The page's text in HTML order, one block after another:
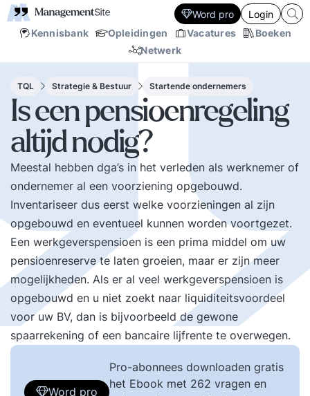
Kennisbank Opleidingen Vacatures
Boeken
Netwerk
Word pro Login
TQL Strategie & Bestuur Startende ondernemers
Is een pensioenregeling
altijd nodig?
Meestal hebben dga’s in het verleden als werknemer of
ondernemer al een voorziening opgebouwd.
Inventariseer dus eerst welke voorzieningen al zijn
opgebouwd en eventueel kunnen worden voortgezet.
Een werkgeverspensioen is een prima middel om uw
pensioenreserve te laten groeien, maar er zijn meer
mogelijkheden. Als er al veel werkgeverspensioen is
opgebouwd en u niet zoekt naar liquiditeitsvoordeel
voor uw BV, dan is bijvoorbeeld de gewone
spaarrekening of een bancaire lijfrente te overwegen.
Word pro
Pro-abonnees downloaden gratis
het Ebook met 262 vragen en